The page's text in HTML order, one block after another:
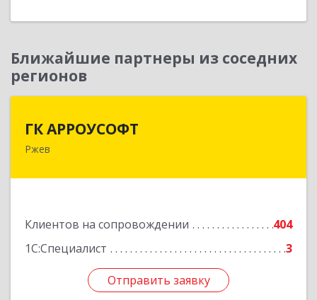
Ближайшие партнеры из соседних
регионов
ГК АРРОУСОФТ
Ржев
Клиентов на сопровождении
404
1С:Специалист
3
Отправить заявку
172381, Тверская обл, м.о. Ржевский, Ржев г,
Отправить заявку